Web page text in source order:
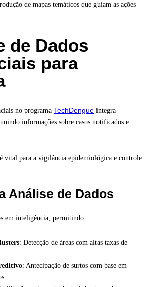
de mapas temáticos que guiam as ações
de Dados
para
no programa TechDengue integra
informações sobre casos notificados e
vital para a vigilância epidemiológica e controle
Análise de Dados
em inteligência, permitindo:
: Detecção de áreas com altas taxas de
: Antecipação de surtos com base em